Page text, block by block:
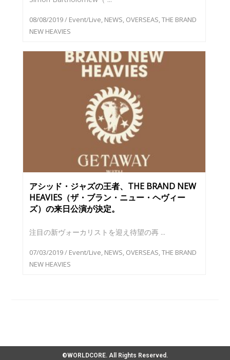
08/08/2019/ Event/Live, NEWS, OVERSEAS,THE BRAND
NEW HEAVIES
アシッド・ジャズの王者、THE BRAND NEW
HEAVIES（ザ・ブラン・ニュー・ヘヴィー
ズ）の来日公演が決定。
注目の新ヴォーカリストを迎え待望の再 ...
07/03/2019/ Event/Live, NEWS, OVERSEAS,THE BRAND
NEW HEAVIES
©WORLDCORE. All Rights Reserved.